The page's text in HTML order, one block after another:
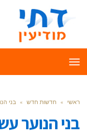
תפריט
ראשי » חדשות חדש » בני
בני הנוער